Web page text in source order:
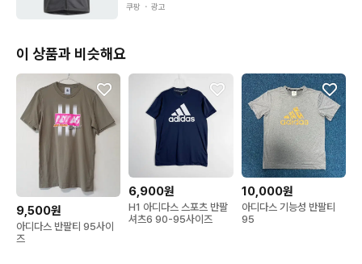
쿠팡 ・ 광고
이 상품과 비슷해요
9,500원
아디다스 반팔티 95사이
즈
6,900원
H1 아디다스 스포츠 반팔
셔츠6 90-95사이즈
10,000원
아디다스 기능성 반팔티
95